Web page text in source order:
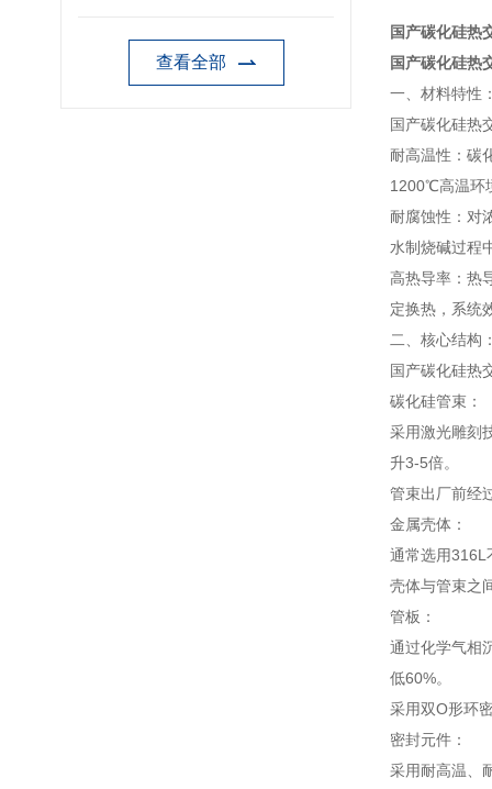
查看全部
国产碳化硅热
国产碳化硅热
一、材料特性
国产碳化硅热
耐高温性：碳
1200℃高温环
耐腐蚀性：对
水制烧碱过程
高热导率：热
定换热，系统
二、核心结构
国产碳化硅热
碳化硅管束：
采用激光雕刻
升3-5倍。
管束出厂前经
金属壳体：
通常选用316L
壳体与管束之
管板：
通过化学气相
低60%。
采用双O形环
密封元件：
采用耐高温、